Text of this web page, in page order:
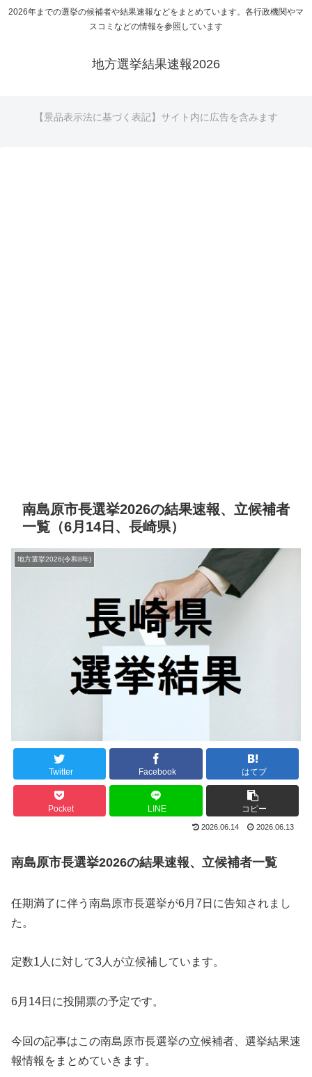
2026年までの選挙の候補者や結果速報などをまとめています。各行政機関やマ
スコミなどの情報を参照しています
地方選挙結果速報2026
【景品表示法に基づく表記】サイト内に広告を含みます
南島原市長選挙2026の結果速報、立候補者
一覧（6月14日、長崎県）
地方選挙2026(令和8年)
Twitter Facebook はてブ
Pocket LINE コピー
2026.06.14 2026.06.13
南島原市長選挙2026の結果速報、立候補者一覧
任期満了に伴う南島原市長選挙が6月7日に告知されまし
た。
定数1人に対して3人が立候補しています。
6月14日に投開票の予定です。
今回の記事はこの南島原市長選挙の立候補者、選挙結果速
報情報をまとめていきます。